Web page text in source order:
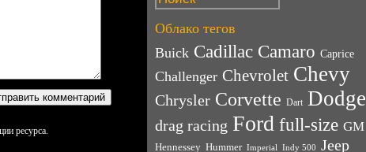
ресурса.
Облако тегов
Buick Cadillac Camaro Caprice
Challenger Chevrolet Chevy
Chrysler Corvette Dart Dodge
drag racing Ford full-size GM
Hennessey Hummer Imperial Indy 500 Jeep